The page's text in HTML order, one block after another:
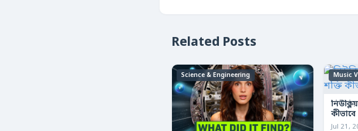
Related Posts
Science & Engineering Music
Jul 21,